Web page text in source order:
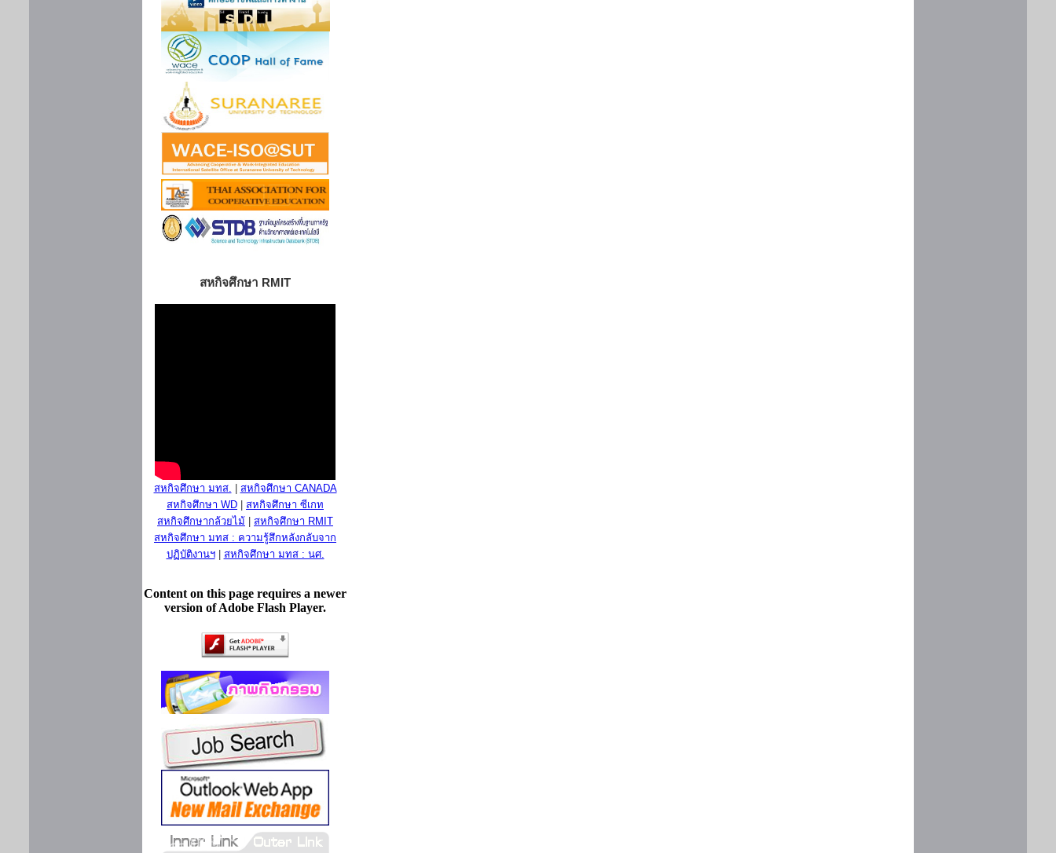
สหกิจศึกษา RMIT
สหกิจศึกษา มทส.
สหกิจศึกษา CANADA
สหกิจศึกษา WD
สหกิจศึกษา ซีเกท
สหกิจศึกษากล้วยไม้
สหกิจศึกษา RMIT
สหกิจศึกษา มทส : ความรู้สึกหลังกลับจาก
ปฏิบัติงานฯ| สหกิจศึกษา มทส : นศ.
Content on this page requires a newer
version of Adobe Flash Player.